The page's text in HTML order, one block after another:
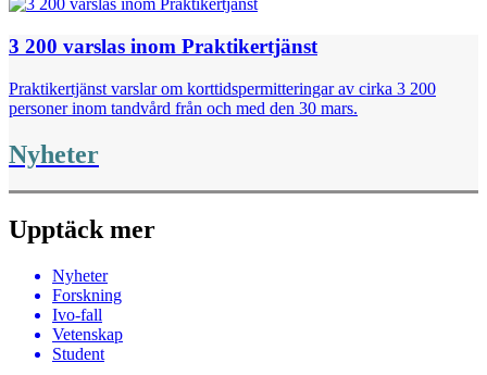
3 200 varslas inom Praktikertjänst
Praktikertjänst varslar om korttidspermitteringar av cirka 3 200
personer inom tandvård från och med den 30 mars.
Nyheter
Upptäck mer
Nyheter
Forskning
Ivo-fall
Vetenskap
Student